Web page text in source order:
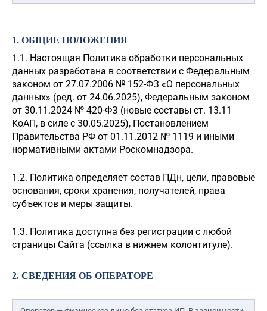
1. ОБЩИЕ ПОЛОЖЕНИЯ
1.1. Настоящая Политика обработки персональных
данных разработана в соответствии с Федеральным
законом от 27.07.2006 № 152-ФЗ «О персональных
данных» (ред. от 24.06.2025), Федеральным законом
от 30.11.2024 № 420-ФЗ (новые составы ст. 13.11
КоАП, в силе с 30.05.2025), Постановлением
Правительства РФ от 01.11.2012 № 1119 и иными
нормативными актами Роскомнадзора.
1.2. Политика определяет состав ПДн, цели, правовые
основания, сроки хранения, получателей, права
субъектов и меры защиты.
1.3. Политика доступна без регистрации с любой
страницы Сайта (ссылка в нижнем колонтитуле).
2. СВЕДЕНИЯ ОБ ОПЕРАТОРЕ